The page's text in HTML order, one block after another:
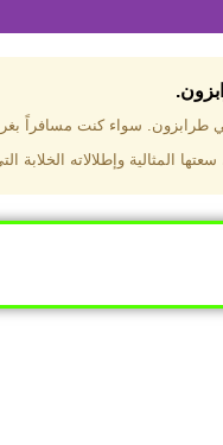
تري
سبا، صالة ألعاب
في طرابزون. سواء كنت
المثالية وإطلالاته